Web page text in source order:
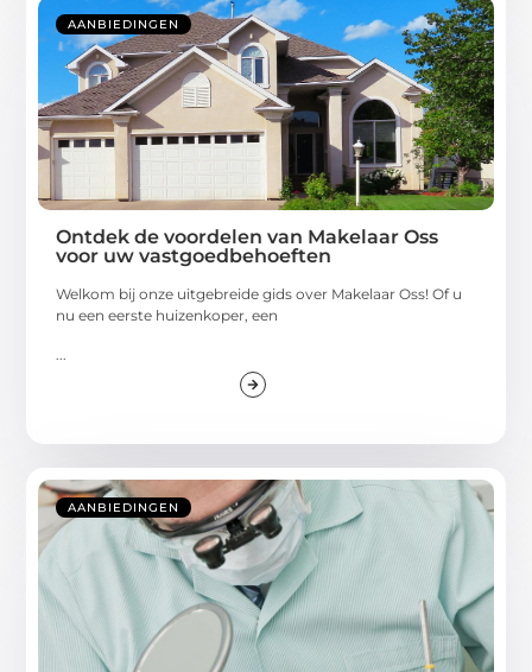
AANBIEDINGEN
Ontdek de voordelen van Makelaar Oss
voor uw vastgoedbehoeften
Welkom bij onze uitgebreide gids over Makelaar Oss! Of u
nu een eerste huizenkoper, een
AANBIEDINGEN